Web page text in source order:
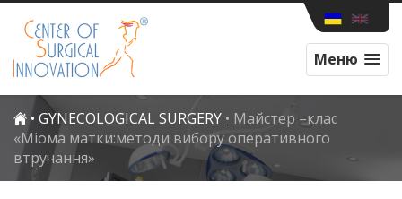
Меню
• GYNECOLOGICAL SURGERY • Майстер –клас
«Міома матки:методи вибору оперативного
втручання»